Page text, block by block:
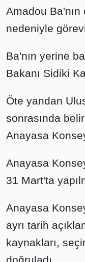
Amadou Ba'nın
nedeniyle
Ba'nın yerine
Bakanı Sidiki
Öte yandan
sonrasında
Anayasa
Anayasa
31 Mart'ta
Anayasa
ayrı tarih
kaynakları,
doğruladı.